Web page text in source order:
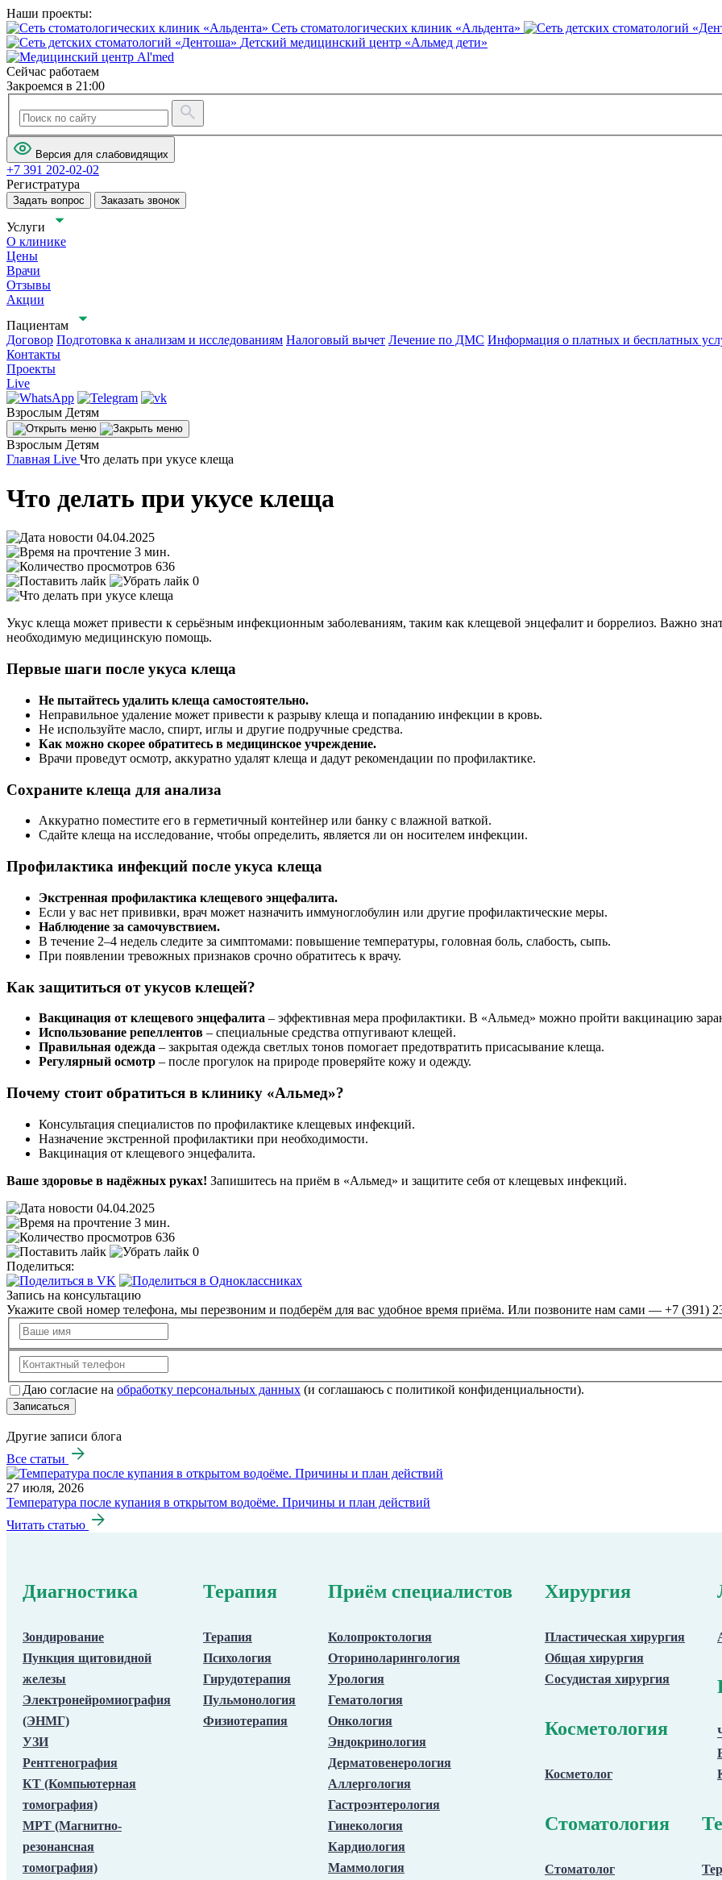
Наши проекты:
Сеть стоматологических клиник «Альдента»
Детский медицинский центр «Альмед дети»
Сейчас работаем
Закроемся в 21:00
Версия для слабовидящих
+7 391 202-02-02
Регистратура
Задать вопрос Заказать звонок
Услуги
О клинике
Цены
Врачи
Отзывы
Акции
Пациентам
Договор Подготовка к анализам и исследованиям Налоговый вычет Лечение по ДМС Информация о платных и бесплатных
Контакты
Проекты
Live
Взрослым Детям
Взрослым Детям
Главная Live Что делать при укусе клеща
Что делать при укусе клеща
04.04.2025
3 мин.
636
0
Укус клеща может привести к серьёзным инфекционным заболеваниям, таким как клещевой энцефалит и боррелиоз. Важно
необходимую медицинскую помощь.
Первые шаги после укуса клеща
Не пытайтесь удалить клеща самостоятельно.
Неправильное удаление может привести к разрыву клеща и попаданию инфекции в кровь.
Не используйте масло, спирт, иглы и другие подручные средства.
Как можно скорее обратитесь в медицинское учреждение.
Врачи проведут осмотр, аккуратно удалят клеща и дадут рекомендации по профилактике.
Сохраните клеща для анализа
Аккуратно поместите его в герметичный контейнер или банку с влажной ваткой.
Сдайте клеща на исследование, чтобы определить, является ли он носителем инфекции.
Профилактика инфекций после укуса клеща
Экстренная профилактика клещевого энцефалита.
Если у вас нет прививки, врач может назначить иммуноглобулин или другие профилактические меры.
Наблюдение за самочувствием.
В течение 2–4 недель следите за симптомами: повышение температуры, головная боль, слабость, сыпь.
При появлении тревожных признаков срочно обратитесь к врачу.
Как защититься от укусов клещей?
Вакцинация от клещевого энцефалита – эффективная мера профилактики. В «Альмед» можно пройти вакцинацию
Использование репеллентов – специальные средства отпугивают клещей.
Правильная одежда – закрытая одежда светлых тонов помогает предотвратить присасывание клеща.
Регулярный осмотр – после прогулок на природе проверяйте кожу и одежду.
Почему стоит обратиться в клинику «Альмед»?
Консультация специалистов по профилактике клещевых инфекций.
Назначение экстренной профилактики при необходимости.
Вакцинация от клещевого энцефалита.
Ваше здоровье в надёжных руках! Запишитесь на приём в «Альмед» и защитите себя от клещевых инфекций.
04.04.2025
3 мин.
636
0
Поделиться:
Запись на консультацию
Укажите свой номер телефона, мы перезвоним и подберём для вас удобное время приёма. Или позвоните нам сами — +7 (391)
Даю согласие на обработку персональных данных (и соглашаюсь с политикой конфиденциальности).
Записаться
Другие записи блога
Все статьи
27 июля, 2026
Температура после купания в открытом водоёме. Причины и план действий
Читать статью
Диагностика
Зондирование
Пункция щитовидной
железы
Электронейромиография
(ЭНМГ)
УЗИ
Рентгенография
КТ (Компьютерная
томография)
МРТ (Магнитно-
резонансная
томография)
Терапия
Терапия
Психология
Гирудотерапия
Пульмонология
Физиотерапия
Приём специалистов
Колопроктология
Оториноларингология
Урология
Гематология
Онкология
Эндокринология
Дерматовенерология
Аллергология
Гастроэнтерология
Гинекология
Кардиология
Маммология
Хирургия
Пластическая хирургия
Общая хирургия
Сосудистая хирургия
Косметология
Косметолог
Стоматология
Стоматолог